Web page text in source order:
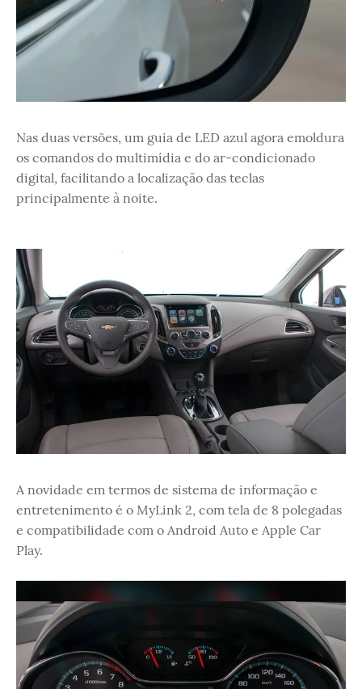
Nas duas versões, um guia de LED azul agora emoldura
os comandos do multimídia e do ar-condicionado
digital, facilitando a localização das teclas
principalmente à noite.
A novidade em termos de sistema de informação e
entretenimento é o MyLink 2, com tela de 8 polegadas
e compatibilidade com o Android Auto e Apple Car
Play.